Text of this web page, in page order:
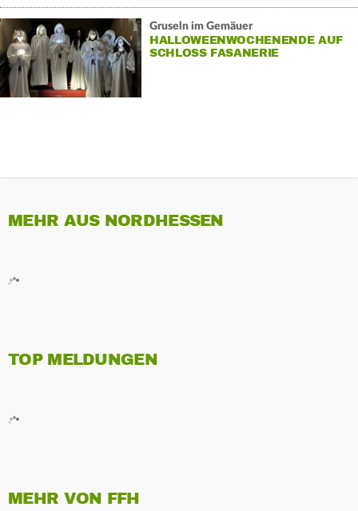
Gruseln im Gemäuer
HALLOWEENWOCHENENDE AUF
SCHLOSS FASANERIE
MEHR AUS NORDHESSEN
TOP MELDUNGEN
MEHR VON FFH